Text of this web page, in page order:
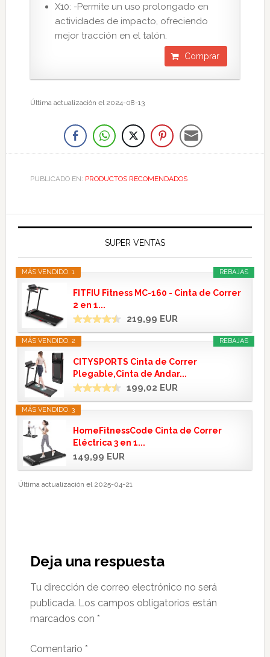
X10: -Permite un uso prolongado en
actividades de impacto, ofreciendo
mejor tracción en el talón.
Comprar
Última actualización el 2024-08-13
PUBLICADO EN: PRODUCTOS RECOMENDADOS
SUPER VENTAS
REBAJAS
MÁS VENDIDO. 1
FITFIU Fitness MC-160 - Cinta de Correr
2 en 1...
219,99 EUR
REBAJAS
MÁS VENDIDO. 2
CITYSPORTS Cinta de Correr
Plegable,Cinta de Andar...
199,02 EUR
MÁS VENDIDO. 3
HomeFitnessCode Cinta de Correr
Eléctrica 3 en 1...
149,99 EUR
Última actualización el 2025-04-21
con
lectores
Deja una respuesta
Tu dirección de correo electrónico no será
publicada. Los campos obligatorios están
marcados con *
Comentario *